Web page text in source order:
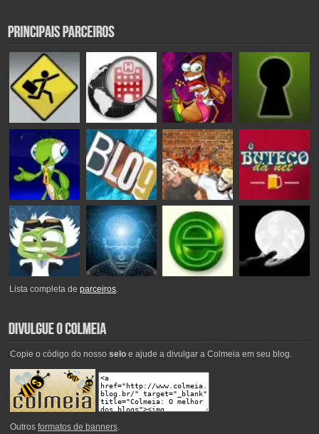
Lista completa deparceiros.
Copie o código do nosso seloe ajude a divulgar a Colmeia em seu blog.
Outros formatos de banners.